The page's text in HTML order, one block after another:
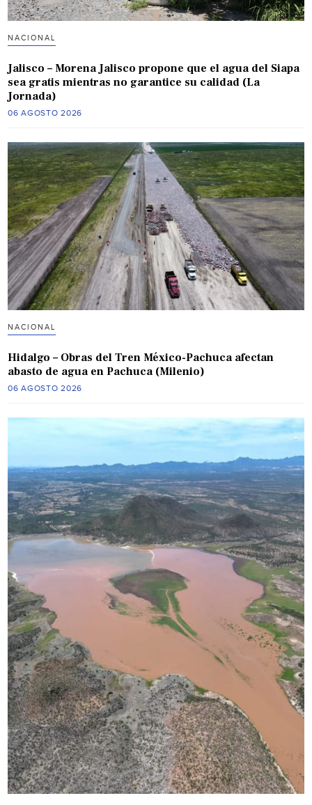
NACIONAL
Jalisco – Morena Jalisco propone que el agua del Siapa
sea gratis mientras no garantice su calidad (La
Jornada)
06 AGOSTO 2026
NACIONAL
Hidalgo – Obras del Tren México-Pachuca afectan
abasto de agua en Pachuca (Milenio)
06 AGOSTO 2026